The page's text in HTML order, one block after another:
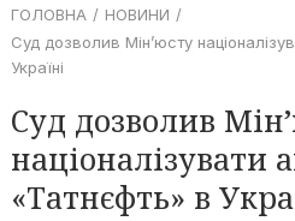
ГОЛОВНА
НОВИНИ
Суд дозволив Мін’юсту
Україні
Суд дозволив
націоналізувати
«Татнєфть» в